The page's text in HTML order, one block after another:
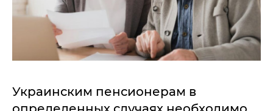
Украинским пенсионерам в